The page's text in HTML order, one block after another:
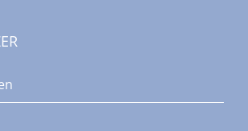
Produktseite